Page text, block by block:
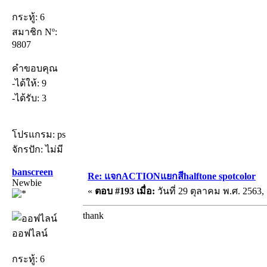
กระทู้: 6
สมาชิก Nº:
9807
คำขอบคุณ
-ได้ให้: 9
-ได้รับ: 3
โปรแกรม: ps
จักรปัก: ไม่มี
banscreen
Newbie
ออฟไลน์
กระทู้: 6
Re: แจกACTIONแยกสีhalftone spotcolor
« ตอบ #193 เมื่อ: วันที่ 29 ตุลาคม พ.ศ. 2563,
thank